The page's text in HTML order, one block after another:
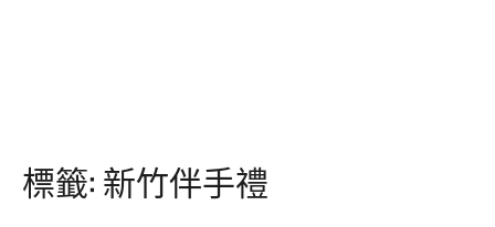
標籤: 新竹伴手禮